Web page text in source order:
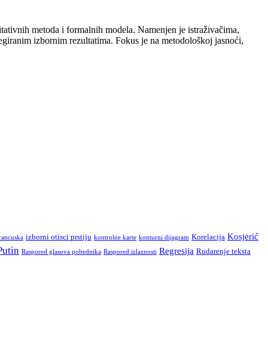
metoda i formalnih modela. Namenjen je istraživačima,
izbornim rezultatima. Fokus je na metodološkoj jasnoći,
izborni otisci prstiju kontrolne karte konturni dijagram Korelacija Kosjerić
Raspored glasova pobednika Raspored izlaznosti Regresija Rudarenje teksta